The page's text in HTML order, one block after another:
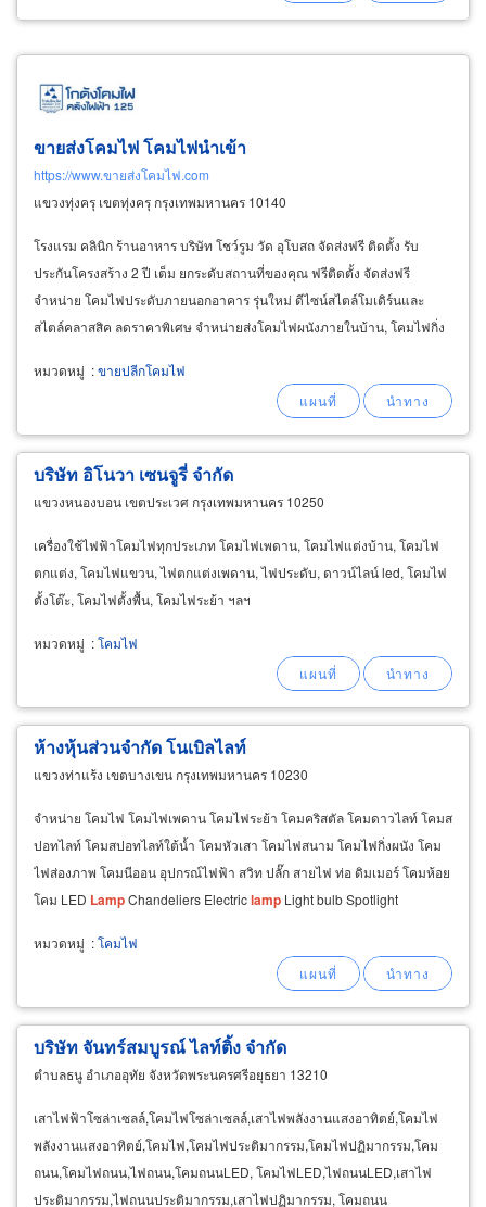
ขายส่งโคมไฟ โคมไฟนำเข้า
https://www.ขายส่งโคมไฟ.com
แขวงทุ่งครุ เขตทุ่งครุ กรุงเทพมหานคร 10140
โรงแรม คลินิก ร้านอาหาร บริษัท โชว์รูม วัด อุโบสถ จัดส่งฟรี ติดตั้ง รับ
ประกันโครงสร้าง 2 ปี เต็ม ยกระดับสถานที่ของคุณ ฟรีติดตั้ง จัดส่งฟรี
จำหน่าย โคมไฟประดับภายนอกอาคาร รุ่นใหม่ ดีไซน์สไตล์โมเดิร์นและ
สไตล์คลาสสิค ลดราคาพิเศษ จำหน่ายส่งโคมไฟผนังภายในบ้าน, โคมไฟกิ่ง
หมวดหมู่ :ขายปลีกโคมไฟ
บริษัท อิโนวา เซนจูรี่ จำกัด
แขวงหนองบอน เขตประเวศ กรุงเทพมหานคร 10250
เครื่องใช้ไฟฟ้าโคมไฟทุกประเภท โคมไฟเพดาน, โคมไฟแต่งบ้าน, โคมไฟ
ตกแต่ง, โคมไฟแขวน, ไฟตกแต่งเพดาน, ไฟประดับ, ดาวน์ไลน์ led, โคมไฟ
ตั้งโต๊ะ, โคมไฟตั้งพื้น, โคมไฟระย้า ฯลฯ
หมวดหมู่ :โคมไฟ
ห้างหุ้นส่วนจำกัด โนเบิลไลท์
แขวงท่าแร้ง เขตบางเขน กรุงเทพมหานคร 10230
จำหน่าย โคมไฟ โคมไฟเพดาน โคมไฟระย้า โคมคริสตัล โคมดาวไลท์ โคมส
ปอทไลท์ โคมสปอทไลท์ใต้น้ำ โคมหัวเสา โคมไฟสนาม โคมไฟกิ่งผนัง โคม
ไฟส่องภาพ โคมนีออน อุปกรณ์ไฟฟ้า สวิท ปลั๊ก สายไฟ ท่อ ดิมเมอร์ โคมห้อย
โคม LED LampChandeliers Electriclamp Light bulb Spotlight
หมวดหมู่ :โคมไฟ
บริษัท จันทร์สมบูรณ์ ไลท์ติ้ง จำกัด
ตำบลธนู อำเภออุทัย จังหวัดพระนครศรีอยุธยา 13210
เสาไฟฟ้าโซล่าเซลล์,โคมไฟโซล่าเซลล์,เสาไฟพลังงานแสงอาทิตย์,โคมไฟ
พลังงานแสงอาทิตย์,โคมไฟ,โคมไฟประติมากรรม,โคมไฟปฏิมากรรม,โคม
ถนน,โคมไฟถนน,ไฟถนน,โคมถนนLED, โคมไฟLED,ไฟถนนLED,เสาไฟ
ประติมากรรม,ไฟถนนประติมากรรม,เสาไฟปฏิมากรรม, โคมถนน